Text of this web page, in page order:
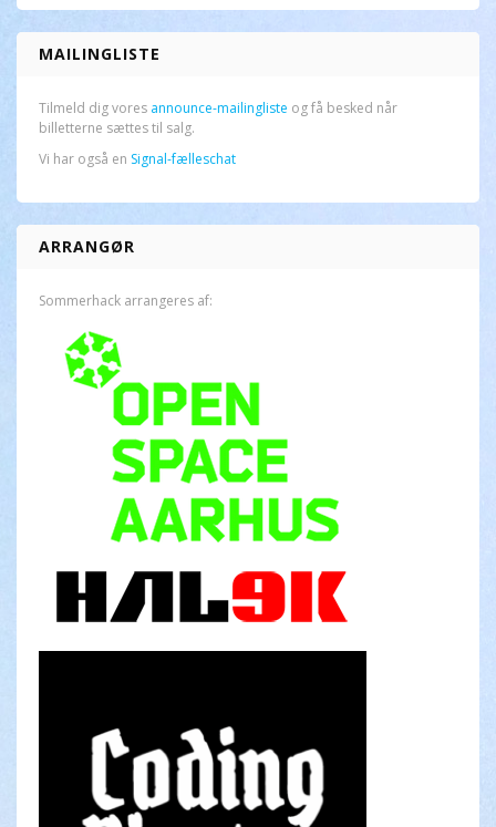
MAILINGLISTE
Tilmeld dig vores announce-mailingliste og få besked når
billetterne sættes til salg.
Vi har også en Signal-fælleschat
ARRANGØR
Sommerhack arrangeres af: